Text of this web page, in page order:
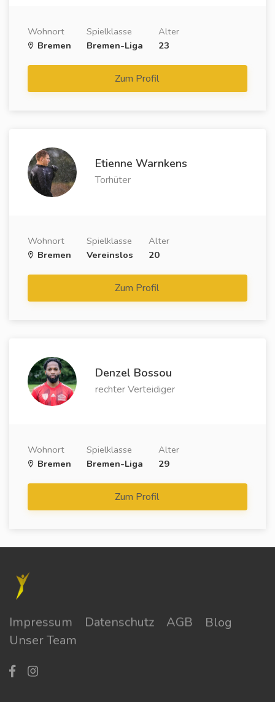
Wohnort
Bremen
Spielklasse
Bremen-Liga
Alter
23
Zum Profil
Etienne Warnkens
Torhüter
Wohnort
Bremen
Spielklasse
Vereinslos
Alter
20
Zum Profil
Denzel Bossou
rechter Verteidiger
Wohnort
Bremen
Spielklasse
Bremen-Liga
Alter
29
Zum Profil
Impressum Datenschutz AGB
Blog
Unser Team